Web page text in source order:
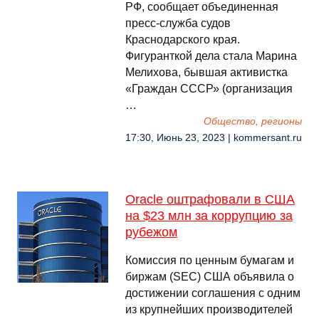
РФ, сообщает объединенная
пресс-служба судов
Краснодарского края.
Фигуранткой дела стала Марина
Мелихова, бывшая активистка
«Граждан СССР» (организация
…
Общество, регионы
17:30, Июнь 23, 2023 | kommersant.ru
Oracle оштрафовали в США
на $23 млн за коррупцию за
рубежом
Комиссия по ценным бумагам и
биржам (SEC) США объявила о
достижении соглашения с одним
из крупнейших производителей